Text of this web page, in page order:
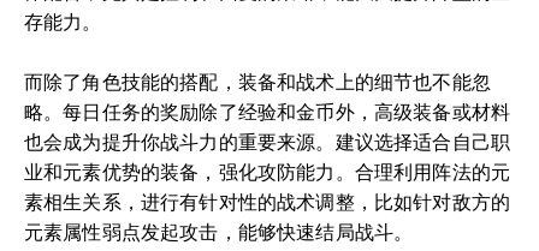
存能力。
而除了角色技能的搭配，装备和战术上的细节也不能忽
略。每日任务的奖励除了经验和金币外，高级装备或材料
也会成为提升你战斗力的重要来源。建议选择适合自己职
业和元素优势的装备，强化攻防能力。合理利用阵法的元
素相生关系，进行有针对性的战术调整，比如针对敌方的
元素属性弱点发起攻击，能够快速结局战斗。